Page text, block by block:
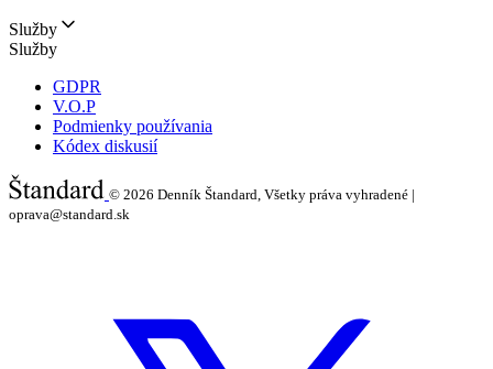
Služby
Služby
GDPR
V.O.P
Podmienky používania
Kódex diskusií
© 2026 Denník Štandard, Všetky práva vyhradené |
oprava@standard.sk